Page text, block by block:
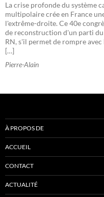
La crise profonde du système
multipolaire crée en France
l'extrême-droite. Ce 40e
de reconstruction d'un parti
RN, s'il permet de rompre
[…]
Pierre-Alain
À PROPOS DE
ACCUEIL
CONTACT
ACTUALITÉ